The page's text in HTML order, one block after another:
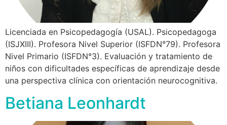
Licenciada en Psicopedagogía (USAL). Psicopedagoga
(ISJXIII). Profesora Nivel Superior (ISFDN°79). Profesora
Nivel Primario (ISFDN°3). Evaluación y tratamiento de
niños con dificultades específicas de aprendizaje desde
una perspectiva clínica con orientación neurocognitiva.
Betiana Leonhardt